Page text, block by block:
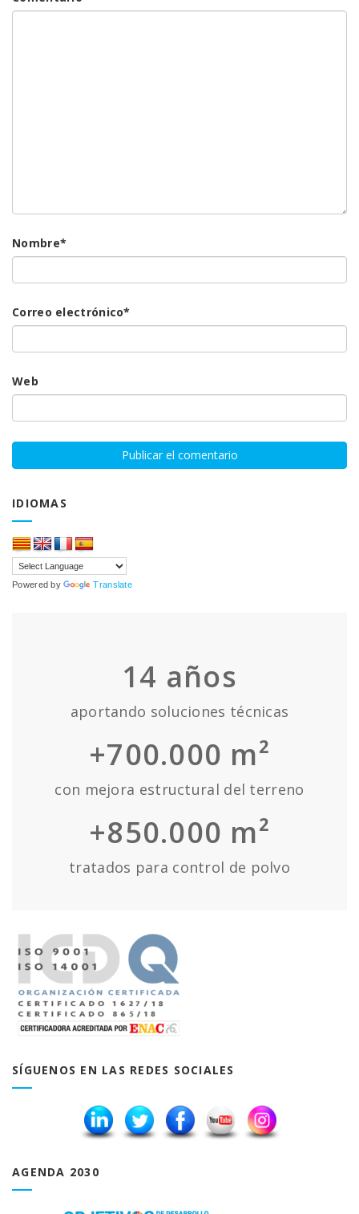
Nombre*
Correo electrónico*
Web
IDIOMAS
Powered by Translate
14 años
aportando soluciones técnicas
+700.000 m²
con mejora estructural del terreno
+850.000 m²
tratados para control de polvo
SÍGUENOS EN LAS REDES SOCIALES
AGENDA 2030